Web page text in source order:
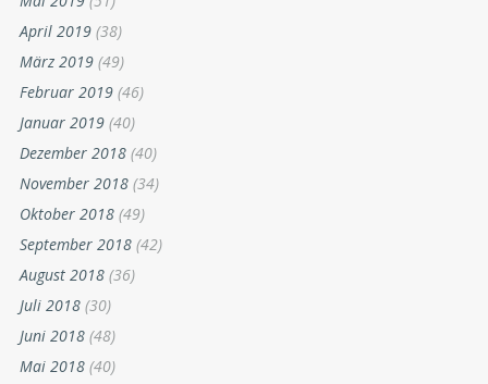
April 2019 (38)
März 2019 (49)
Februar 2019 (46)
Januar 2019 (40)
Dezember 2018 (40)
November 2018 (34)
Oktober 2018 (49)
September 2018 (42)
August 2018 (36)
Juli 2018 (30)
Juni 2018 (48)
Mai 2018 (40)